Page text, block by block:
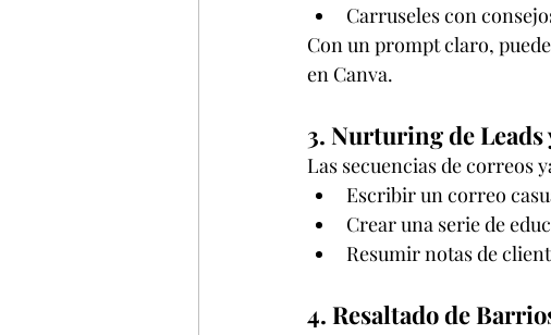
Carruseles con
Con un prompt claro,
en Canva.
3. Nurturing de
Las secuencias de correos
Escribir un correo
Crear una serie de
Resumir notas de
4. Resaltado de